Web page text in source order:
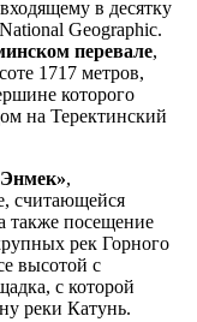
в десятку
Geographic.
перевале,
1717 метров,
которого
на Теректинский
,
считающейся
также посещение
рек Горного
высотой с
с которой
реки Катунь.